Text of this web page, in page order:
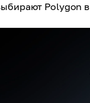
Polygon